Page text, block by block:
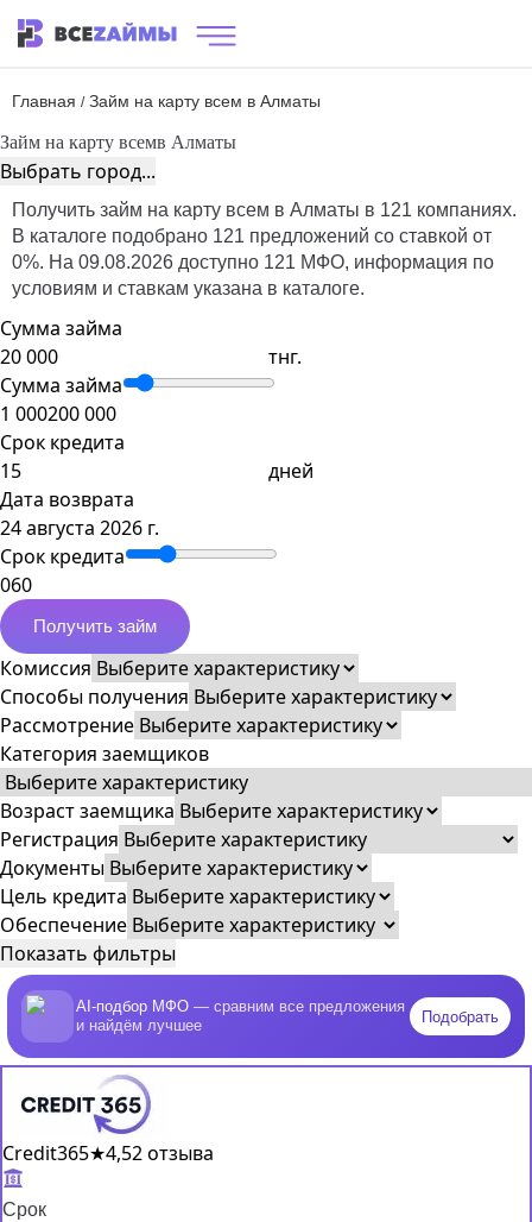
Главная / Займ на карту всем в Алматы
Займ на карту всемв Алматы
Выбрать город...
Получить займ на карту всем в Алматы в 121 компаниях.
В каталоге подобрано 121 предложений со ставкой от
0%. На 09.08.2026 доступно 121 МФО, информация по
условиям и ставкам указана в каталоге.
Сумма займа
тнг.
Сумма займа
1 000200 000
Срок кредита
дней
Дата возврата
24 августа 2026 г.
Срок кредита
060
Получить займ
Комиссия
Способы получения
Рассмотрение
Категория заемщиков
Возраст заемщика
Регистрация
Документы
Цель кредита
Обеспечение
Показать фильтры
AI-подбор МФО — сравним все предложения
и найдём лучшее
Подобрать
Credit365★4,52 отзыва
Срок